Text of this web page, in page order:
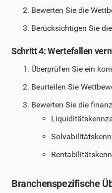
Bewerten Sie die
Berücksichtigen Sie
Schritt 4: Wertefallen
Überprüfen Sie ein
Beurteilen Sie
Bewerten Sie die
Branchenspezifische